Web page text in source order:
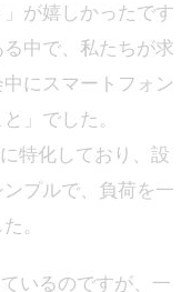
が嬉しかったです
中で、私たちが求
にスマートフォン
」でした。
特化しており、設
プルで、負荷を一
。
いるのですが、一